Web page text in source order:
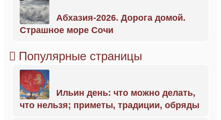
Абхазия-2026. Дорога домой.
Страшное море Сочи
Популярные страницы
Ильин день: что можно делать,
что нельзя; приметы, традиции, обряды